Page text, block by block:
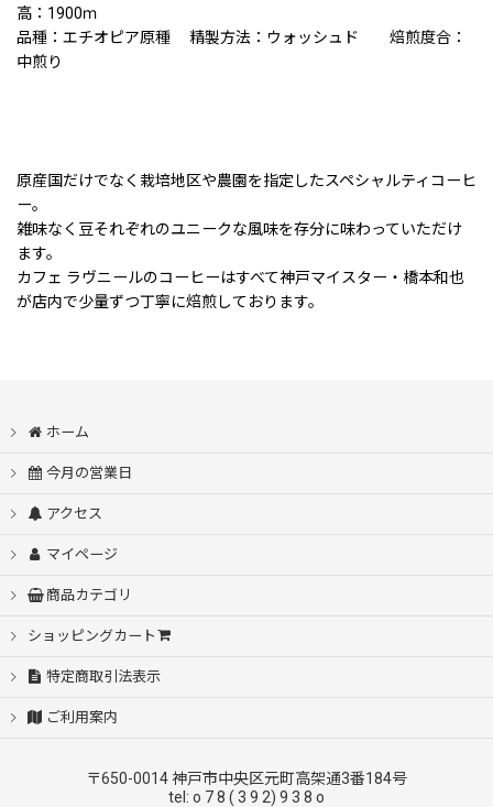
高：1900ｍ
品種：エチオピア原種 精製方法：ウォッシュド 焙煎度合：
中煎り
原産国だけでなく栽培地区や農園を指定したスペシャルティコーヒ
ー。
雑味なく豆それぞれのユニークな風味を存分に味わっていただけ
ます。
カフェ ラヴニールのコーヒーはすべて神戸マイスター・橋本和也
が店内で少量ずつ丁寧に焙煎しております。
ホーム
今月の営業日
アクセス
マイページ
商品カテゴリ
ショッピングカート
特定商取引法表示
ご利用案内
〒650-0014 神戸市中央区元町高架通3番184号
tel: o 7 8 ( 3 9 2) 9 3 8 o